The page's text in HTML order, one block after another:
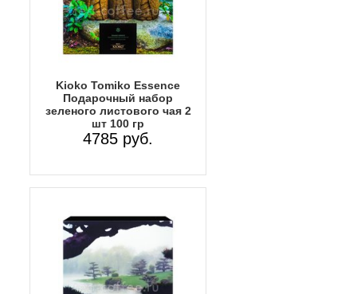
Kioko Tomiko Essence
Подарочный набор
зеленого листового чая 2
шт 100 гр
4785 руб.